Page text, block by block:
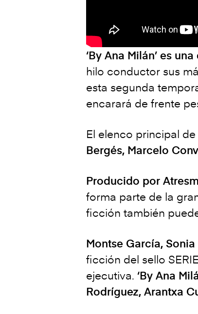
‘By Ana Milán’ es
hilo conductor sus
esta segunda
encarará de frente
El elenco principal
Bergés, Marcelo
Producido por
forma parte de la
ficción también
Montse García,
ficción del sello
ejecutiva. ‘By Ana
Rodríguez, Arantxa